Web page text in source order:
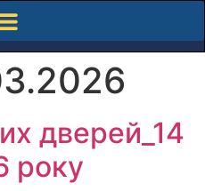
дверей_14
року